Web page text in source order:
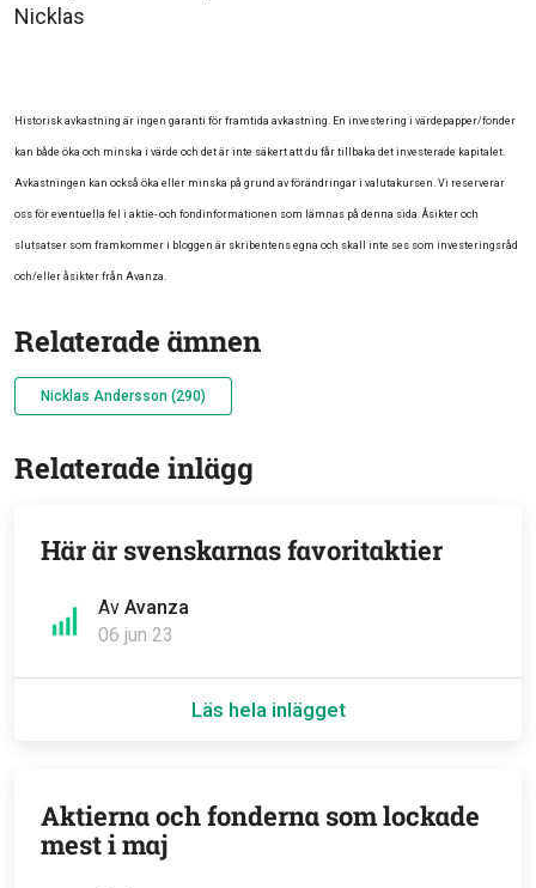
Nicklas
Historisk avkastning är ingen garanti för framtida avkastning. En investering i värdepapper/fonder
kan både öka och minska i värde och det är inte säkert att du får tillbaka det investerade kapitalet.
Avkastningen kan också öka eller minska på grund av förändringar i valutakursen. Vi reserverar
oss för eventuella fel i aktie- och fondinformationen som lämnas på denna sida. Åsikter och
slutsatser som framkommer i bloggen är skribentens egna och skall inte ses som investeringsråd
och/eller åsikter från Avanza.
Relaterade ämnen
Nicklas Andersson (290)
Relaterade inlägg
Av Avanza
06 jun 23
Här är svenskarnas favoritaktier
Läs hela inlägget
Aktierna och fonderna som lockade
mest i maj